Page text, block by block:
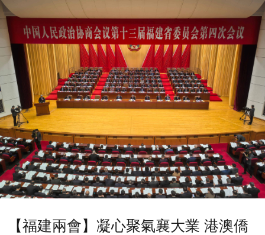
【福建兩會】凝心聚氣襄大業 港澳僑